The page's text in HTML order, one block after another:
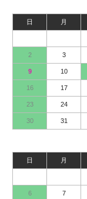
日 月
2 3
9 10
16 17
23 24
30 31
日 月
6 7